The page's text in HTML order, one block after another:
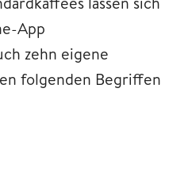
App
zehn eigene
folgenden Begriffen